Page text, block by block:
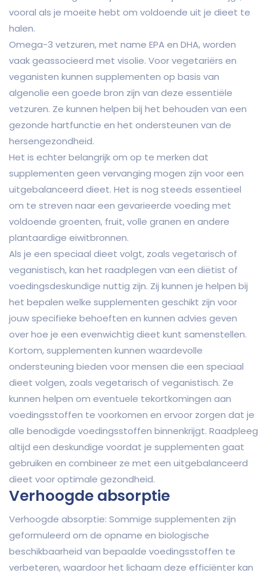
vooral als je moeite hebt om voldoende uit je dieet te
halen.
Omega-3 vetzuren, met name EPA en DHA, worden
vaak geassocieerd met visolie. Voor vegetariërs en
veganisten kunnen supplementen op basis van
algenolie een goede bron zijn van deze essentiële
vetzuren. Ze kunnen helpen bij het behouden van een
gezonde hartfunctie en het ondersteunen van de
hersengezondheid.
Het is echter belangrijk om op te merken dat
supplementen geen vervanging mogen zijn voor een
uitgebalanceerd dieet. Het is nog steeds essentieel
om te streven naar een gevarieerde voeding met
voldoende groenten, fruit, volle granen en andere
plantaardige eiwitbronnen.
Als je een speciaal dieet volgt, zoals vegetarisch of
veganistisch, kan het raadplegen van een diëtist of
voedingsdeskundige nuttig zijn. Zij kunnen je helpen bij
het bepalen welke supplementen geschikt zijn voor
jouw specifieke behoeften en kunnen advies geven
over hoe je een evenwichtig dieet kunt samenstellen.
Kortom, supplementen kunnen waardevolle
ondersteuning bieden voor mensen die een speciaal
dieet volgen, zoals vegetarisch of veganistisch. Ze
kunnen helpen om eventuele tekortkomingen aan
voedingsstoffen te voorkomen en ervoor zorgen dat je
alle benodigde voedingsstoffen binnenkrijgt. Raadpleeg
altijd een deskundige voordat je supplementen gaat
gebruiken en combineer ze met een uitgebalanceerd
dieet voor optimale gezondheid.
Verhoogde absorptie
Verhoogde absorptie: Sommige supplementen zijn
geformuleerd om de opname en biologische
beschikbaarheid van bepaalde voedingsstoffen te
verbeteren, waardoor het lichaam deze efficiënter kan